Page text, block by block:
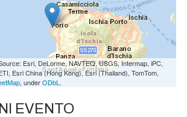
Esri, DeLorme, NAVTEQ, USGS, Intermap, iPC,
Esri China (Hong Kong), Esri (Thailand), TomTom,
, underODbL .
EVENTO